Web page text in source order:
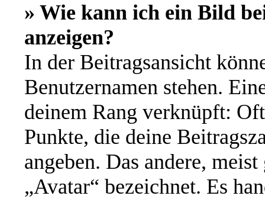
» Wie kann ich ein Bild
anzeigen?
In der Beitragsansicht
Benutzernamen stehen.
deinem Rang verknüpft:
Punkte, die deine
angeben. Das andere,
„Avatar“ bezeichnet. Es